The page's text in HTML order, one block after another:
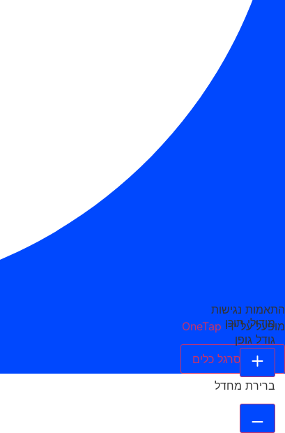
התאמות נגישות
מופעל על ידי OneTap
הסתר סרגל כלים
מודולי תוכן
גודל גופן
ברירת מחדל